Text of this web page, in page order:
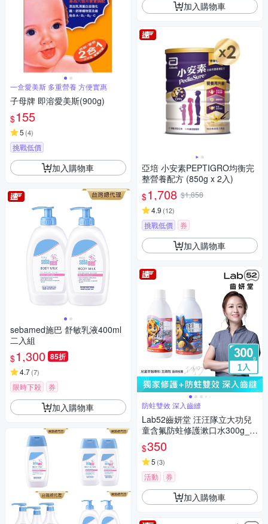
一盒愛美斯 多重營養 方便實惠
子母牌 即溶愛美斯(900g)
$155
5 (4)
挑戰低價
加入購物車
sebamed施巴 舒敏乳液400ml
二入組
$1,300 85折
4.7(7)
限時下殺 券
加入購物車
加入購物車
亞培 小安素PEPTIGRO均衡完
整營養配方 (850g x 2入)
$1,708 $1,858
4.9 (12)
挑戰低價 券
加入購物車
防蛀雙效 深入齒縫
Lab52齒妍堂 汪汪隊立大功兒
童含氟防蛀修護漱口水300g_口
味任選
$350
5 (3)
活動 券
加入購物車